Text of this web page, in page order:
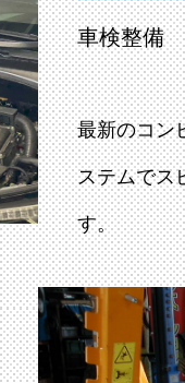
車検整備
最新のコン
ステムでス
す。